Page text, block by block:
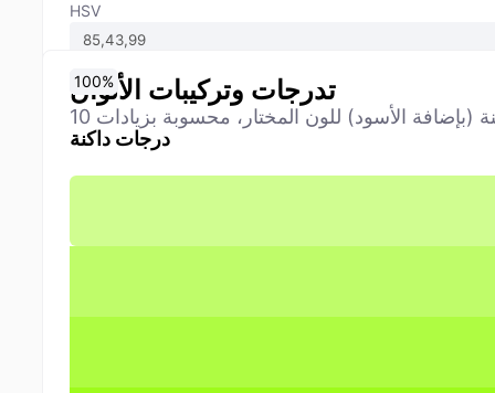
HSV
تدرجات وتركيبات الألوان
درجات داكنة
0%
10%
20%
30%
40%
50%
60%
70%
80%
90%
100%